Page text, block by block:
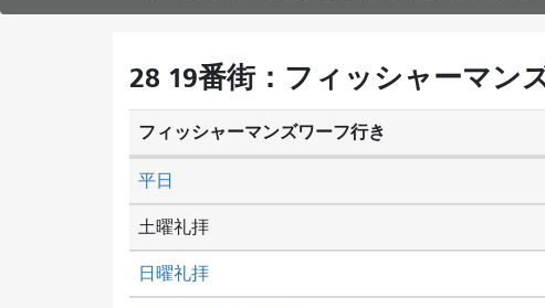
28 19番街：フィッシャーマン
フィッシャーマンズワーフ行き
土曜礼拝
日曜礼拝
平日